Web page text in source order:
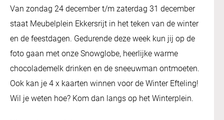
Van zondag 24 december t/m zaterdag 31 december
staat Meubelplein Ekkersrijt in het teken van de winter
en de feestdagen. Gedurende deze week kun jij op de
foto gaan met onze Snowglobe, heerlijke warme
chocolademelk drinken en de sneeuwman ontmoeten.
Ook kan je 4 x kaarten winnen voor de Winter Efteling!
Wil je weten hoe? Kom dan langs op het Winterplein.